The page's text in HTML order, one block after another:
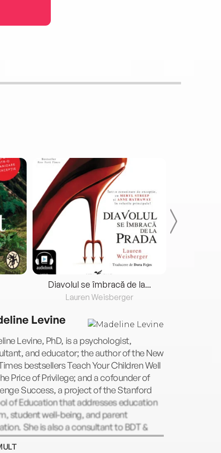
Diavolul se îmbracă de la...
Lauren Weisberger
Levine
Levine, PhD, is a psychologist,
and educator; the author of the New
bestsellers Teach Your Children Well
Price of Privilege; and a cofounder of
Success, a project of the Stanford
of Education that addresses education
student well-being, and parent
She is also a consultant to BDT &
a merchant bank that advises and